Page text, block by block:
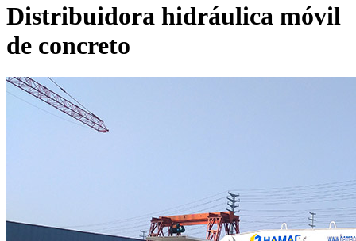
Distribuidora hidráulica móvil
de concreto